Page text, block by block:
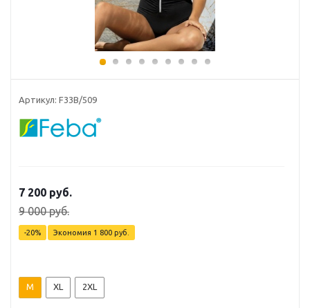
Артикул: F33B/509
7 200 руб.
9 000руб.
-20% Экономия 1 800 руб.
M XL 2XL